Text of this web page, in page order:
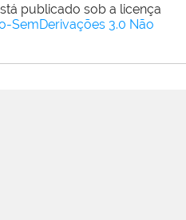
publicado sob a licença
SemDerivações 3.0 Não